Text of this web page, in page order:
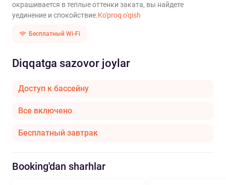
окрашивается в теплые оттенки заката, вы найдете
уединение и спокойствие.Ko'proq o'qish
Бесплатный Wi-Fi
Diqqatga sazovor joylar
Доступ к бассейну
Все включено
Бесплатный завтрак
Booking'dan sharhlar